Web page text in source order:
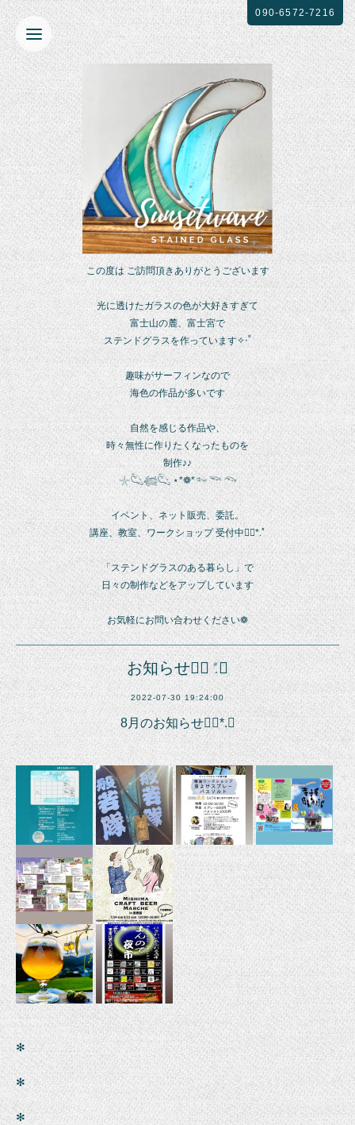
この度は ご訪問頂きありがとうございます
光に透けたガラスの色が大好きすぎて
富士山の麓、富士宮で
ステンドグラスを作っています✧‧˚
趣味がサーフィンなので
海色の作品が多いです
自然を感じる作品や、
時々無性に作りたくなったものを
制作♪♪
𓇼𓆡𓆉𓆡 ⋆*❁*𓆜 𓆝 𓆞
イベント、ネット販売、委託。
講座、教室、ワークショップ 受付中❁⃘*.ﾟ
「ステンドグラスのある暮らし」で
日々の制作などをアップしています
お気軽にお問い合わせください❁
090-6572-7216
お知らせ❁⃘*.ﾟ
2022-07-30 19:24:00
8月のお知らせ❁⃘*.ﾟ
✻
✻
✻